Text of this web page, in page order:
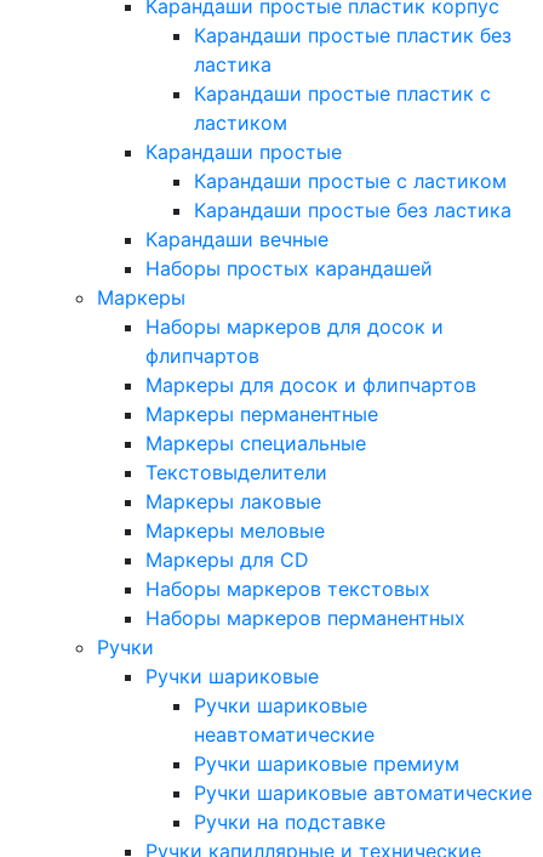
Карандаши простые пластик корпус
Карандаши простые пластик без
ластика
Карандаши простые пластик с
ластиком
Карандаши простые
Карандаши простые с ластиком
Карандаши простые без ластика
Карандаши вечные
Наборы простых карандашей
Маркеры
Наборы маркеров для досок и
флипчартов
Маркеры для досок и флипчартов
Маркеры перманентные
Маркеры специальные
Текстовыделители
Маркеры лаковые
Маркеры меловые
Маркеры для CD
Наборы маркеров текстовых
Наборы маркеров перманентных
Ручки
Ручки шариковые
Ручки шариковые
неавтоматические
Ручки шариковые премиум
Ручки шариковые автоматические
Ручки на подставке
Ручки капиллярные и технические